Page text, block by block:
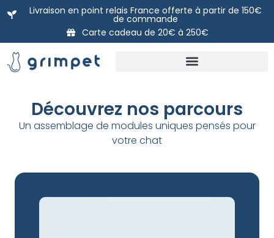
Aller
contenu
Livraison en point relais France offerte à partir de 150€
de commande
Carte cadeau de 20€ à 250€
Découvrez nos parcours
Un assemblage de modules uniques pensés pour
votre chat